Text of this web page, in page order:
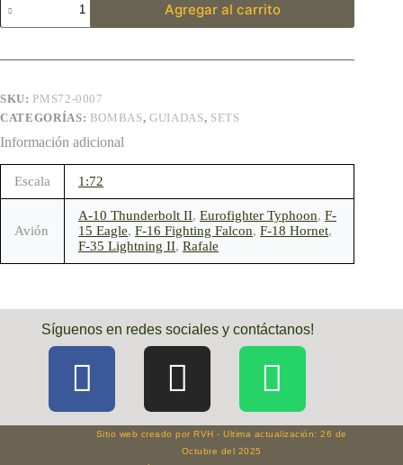
Agregar al carrito
SKU: PMS72-0007
CATEGORÍAS: BOMBAS,GUIADAS, SETS
Información adicional
Escala 1:72
Avión
A-10 Thunderbolt II, Eurofighter Typhoon, F-
15 Eagle, F-16 Fighting Falcon, F-18 Hornet,
F-35 Lightning II, Rafale
Síguenos en redes sociales y contáctanos!
Sitio web creado por RVH - Ultima actualización: 26 de
Octubre del 2025